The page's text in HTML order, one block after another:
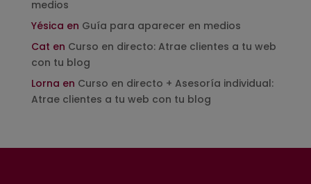
medios
Yésica en Guía para aparecer en medios
Cat en Curso en directo: Atrae clientes a tu web
con tu blog
Lorna en Curso en directo + Asesoría individual:
Atrae clientes a tu web con tu blog